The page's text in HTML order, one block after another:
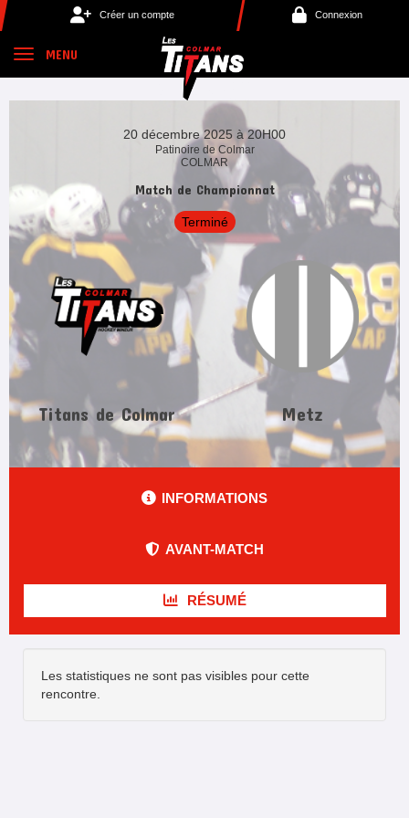
Créer un compte Connexion
MENU
20 décembre 2025 à 20H00
Patinoire de Colmar
COLMAR
Match de Championnat
Terminé
Titans de Colmar Metz
INFORMATIONS
AVANT-MATCH
RÉSUMÉ
Les statistiques ne sont pas visibles pour cette
rencontre.
Panneau de gestion des cookies